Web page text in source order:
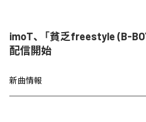
imoT、「貧乏freestyle (B-
配信開始
新曲情報